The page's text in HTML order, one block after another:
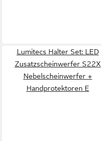
Lumitecs Halter Set: LED
Zusatzscheinwerfer S22X
Nebelscheinwerfer +
Handprotektoren E